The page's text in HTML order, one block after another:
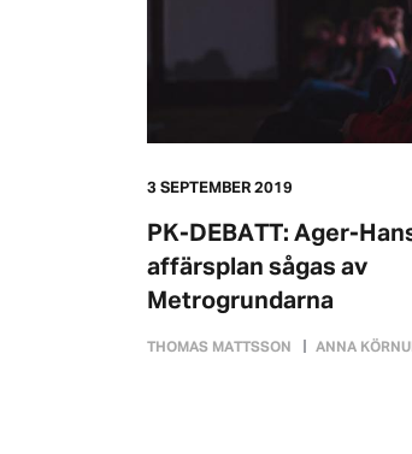
3 SEPTEMBER 2019
PK-DEBATT: Ager-
affärsplan sågas av
Metrogrundarna
THOMAS MATTSSON ANNA